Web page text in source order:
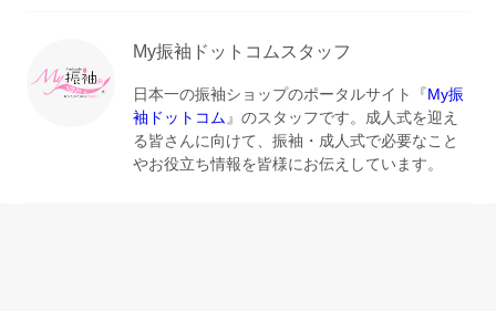
My振袖ドットコムスタッフ
日本一の振袖ショップのポータルサイト『My振
袖ドットコム 』のスタッフです。成人式を迎え
る皆さんに向けて、振袖・成人式で必要なこと
やお役立ち情報を皆様にお伝えしています。